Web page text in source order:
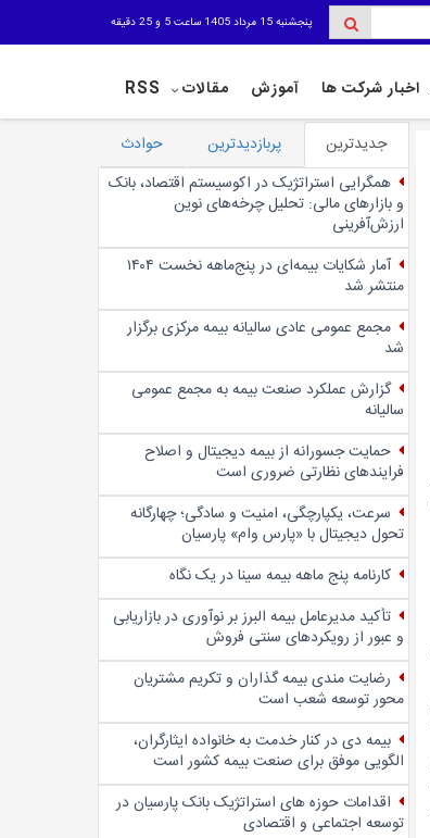
پنجشنبه 15 مرداد 1405 ساعت 5 و 25 دقیقه
اخبار شرکت ها آموزش مقالات RSS
جدیدترین پربازدیدترین
حوادث
همگرایی استراتژیک در اکوسیستم اقتصاد، بانک
و بازارهای مالی: تحلیل چرخه‌های نوین
ارزش‌آفرینی
آمار شکایات بیمه‌ای در پنج‌‌ماهه نخست ۱۴۰۴
منتشر شد
مجمع عمومی عادی سالیانه بیمه مرکزی برگزار
شد
گزارش عملکرد صنعت بیمه به مجمع عمومی
سالیانه
حمایت جسورانه از بیمه دیجیتال و اصلاح
فرایندهای نظارتی ضروری است
سرعت، یکپارچگی، امنیت و سادگی؛ چهار‌گانه
تحول دیجیتال با «پارس وام» پارسیان
کارنامه پنج ماهه بیمه سینا در یک نگاه
تأکید مدیرعامل بیمه البرز بر نوآوری در بازاریابی
و عبور از رویکردهای سنتی فروش
رضایت مندی بیمه گذاران و تکریم مشتریان
محور توسعه شعب است
بیمه دی در کنار خدمت به خانواده ایثارگران،
الگویی موفق برای صنعت بیمه کشور است
اقدامات حوزه های استراتژیک بانک پارسیان در
توسعه اجتماعی و اقتصادی